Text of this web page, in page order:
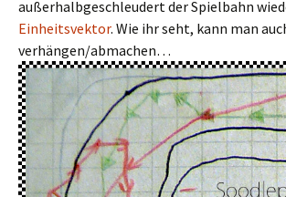
außerhalbgeschleudert der Spielbahn
Einheitsvektor. Wie ihr seht, kann man
verhängen/abmachen…